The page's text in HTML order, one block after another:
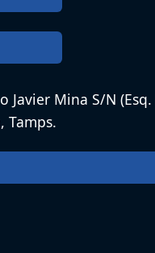
Javier Mina S/N
Tamps.